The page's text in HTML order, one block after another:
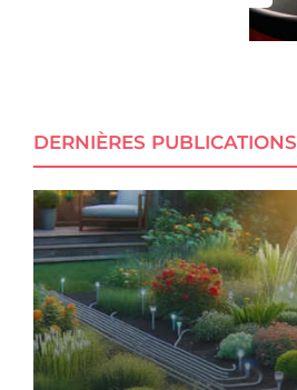
DERNIÈRES PUBLICATIONS